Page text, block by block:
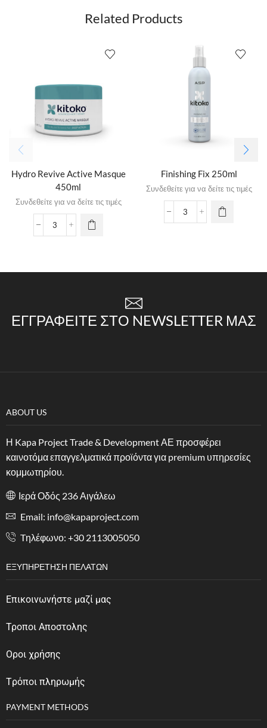
Related Products
Hydro Revive Active Masque
450ml
Συνδεθείτε για να δείτε τις τιμές
Finishing Fix 250ml
Συνδεθείτε για να δείτε τις τιμές
ΕΓΓΡΑΦΕΊΤΕ ΣΤΟ NEWSLETTER ΜΑΣ
ABOUT US
Η Kapa Project Trade & Development ΑΕ προσφέρει
καινοτόμα επαγγελματικά προϊόντα για premium υπηρεσίες
κομμωτηρίου.
Ιερά Οδός 236 Αιγάλεω
Email: info@kapaproject.com
Tηλέφωνο: +30 2113005050
ΕΞΥΠΗΡΈΤΗΣΗ ΠΕΛΑΤΏΝ
Επικοινωνήστε μαζί μας
Τροποι Αποστολης
Οροι χρήσης
Tρόποι πληρωμής
PAYMENT METHODS